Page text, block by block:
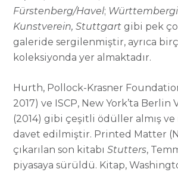
Fürstenberg/Havel;
Kunstverein, Stuttgart gibi pek
galeride sergilenmiştir, ayrıca
koleksiyonda yer almaktadır.
Hurth, Pollock-Krasner
2017) ve ISCP, New York’ta Berlin
(2014) gibi çeşitli ödüller almış ve
davet edilmiştir. Printed Matter
çıkarılan son kitabı Stutters,
piyasaya sürüldü. Kitap,